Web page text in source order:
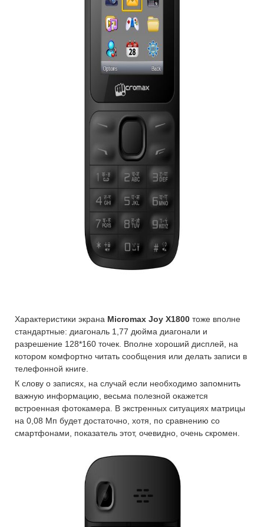
Характеристики экрана Micromax Joy X1800 тоже вполне
стандартные: диагональ 1,77 дюйма диагонали и
разрешение 128*160 точек. Вполне хороший дисплей, на
котором комфортно читать сообщения или делать записи в
телефонной книге.
К слову о записях, на случай если необходимо запомнить
важную информацию, весьма полезной окажется
встроенная фотокамера. В экстренных ситуациях матрицы
на 0,08 Мп будет достаточно, хотя, по сравнению со
смартфонами, показатель этот, очевидно, очень скромен.